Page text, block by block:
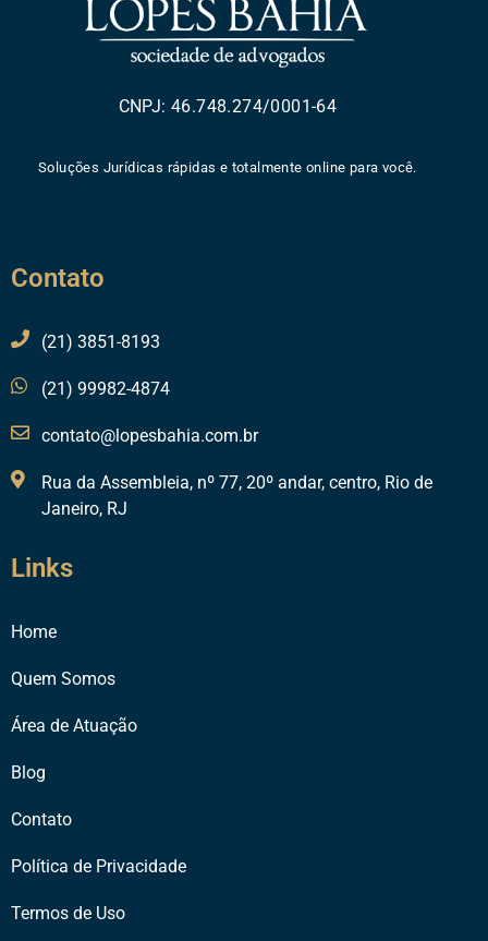
CNPJ: 46.748.274/0001-64
Soluções Jurídicas rápidas e totalmente online para você.
Contato
(21) 3851-8193
(21) 99982-4874
contato@lopesbahia.com.br
Rua da Assembleia, nº 77, 20º andar, centro, Rio de
Janeiro, RJ
Links
Home
Quem Somos
Área de Atuação
Blog
Contato
Política de Privacidade
Termos de Uso